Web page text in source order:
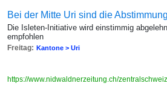
Bei der Mitte Uri sind die
Die Isleten-Initiative wird einstimmig
empfohlen
Freitag: Kantone > Uri
https://www.nidwaldnerzeitung.ch/